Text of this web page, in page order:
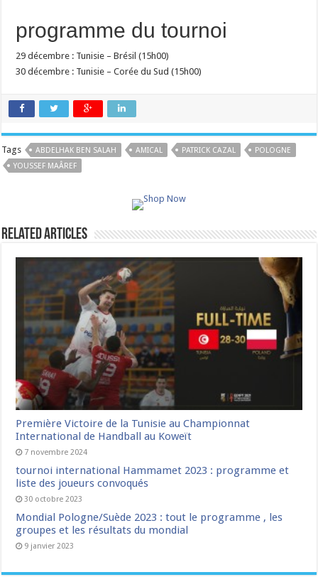
programme du tournoi
29 décembre : Tunisie – Brésil (15h00)
30 décembre : Tunisie – Corée du Sud (15h00)
Tags ABDELHAK BEN SALAH AMICAL PATRICK CAZAL
POLOGNE
YOUSSEF MAÂREF
Related Articles
Première Victoire de la Tunisie au Championnat
International de Handball au Koweït
7 novembre 2024
tournoi international Hammamet 2023 : programme et
liste des joueurs convoqués
30 octobre 2023
Mondial Pologne/Suède 2023 : tout le programme , les
groupes et les résultats du mondial
9 janvier 2023